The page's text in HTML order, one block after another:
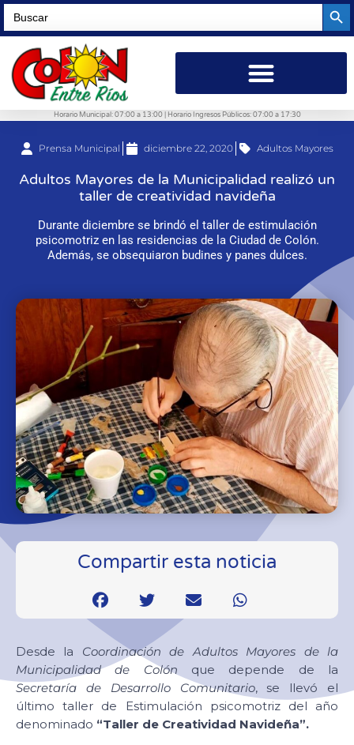
Search
for:
Horario Municipal: 07:00 a 13:00 | Horario Ingresos Públicos: 07:00 a 17:30
Prensa Municipal diciembre 22, 2020 Adultos Mayores
Adultos Mayores de la Municipalidad realizó un
taller de creatividad navideña
Durante diciembre se brindó el taller de estimulación
psicomotriz en las residencias de la Ciudad de Colón.
Además, se obsequiaron budines y panes dulces.
Compartir esta noticia
Desde la Coordinación de Adultos Mayores de la
Municipalidad de Colón que depende de la
Secretaría de Desarrollo Comunitario, se llevó el
último taller de Estimulación psicomotriz del año
denominado “Taller de Creatividad Navideña”.